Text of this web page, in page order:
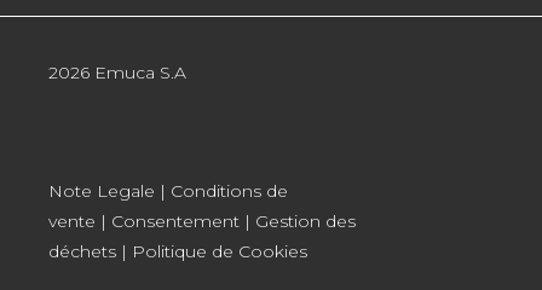
2026 Emuca S.A
Note Legale | Conditions de
vente | Consentement | Gestion des
déchets | Politique de Cookies